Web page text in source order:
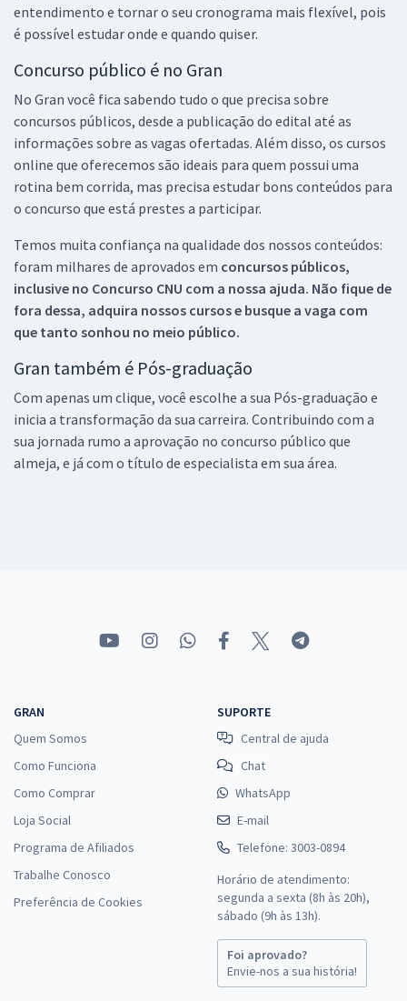
entendimento e tornar o seu cronograma mais flexível, pois
é possível estudar onde e quando quiser.
Concurso público é no Gran
No Gran você fica sabendo tudo o que precisa sobre
concursos públicos, desde a publicação do edital até as
informações sobre as vagas ofertadas. Além disso, os cursos
online que oferecemos são ideais para quem possui uma
rotina bem corrida, mas precisa estudar bons conteúdos para
o concurso que está prestes a participar.
Temos muita confiança na qualidade dos nossos conteúdos:
foram milhares de aprovados em concursos públicos,
inclusive no Concurso CNU com a nossa ajuda. Não fique de
fora dessa, adquira nossos cursos e busque a vaga com
que tanto sonhou no meio público.
Gran também é Pós-graduação
Com apenas um clique, você escolhe a sua Pós-graduação e
inicia a transformação da sua carreira. Contribuindo com a
sua jornada rumo a aprovação no concurso público que
almeja, e já com o título de especialista em sua área.
GRAN
Quem Somos
Como Funciona
Como Comprar
Loja Social
Programa de Afiliados
Trabalhe Conosco
Preferência de Cookies
SUPORTE
Central de ajuda
Chat
WhatsApp
E-mail
Telefone: 3003-0894
Horário de atendimento:
segunda a sexta (8h às 20h),
sábado (9h às 13h).
Foi aprovado?
Envie-nos a sua história!